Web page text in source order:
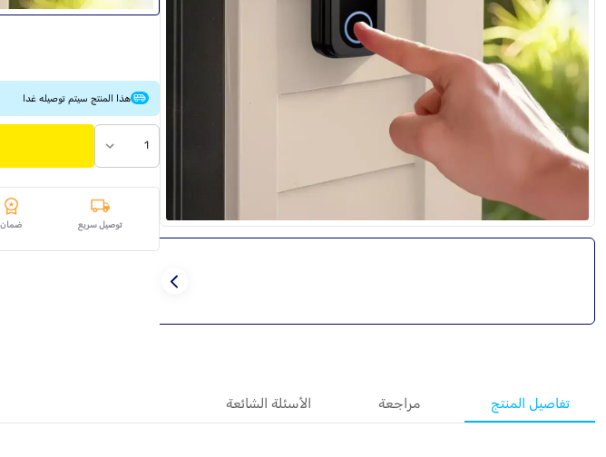
هذا المنتج سيتم توصيله غدا
1
توصيل سريع ضمان
تفاصيل المنتج مراجعة الأسئلة الشائعة